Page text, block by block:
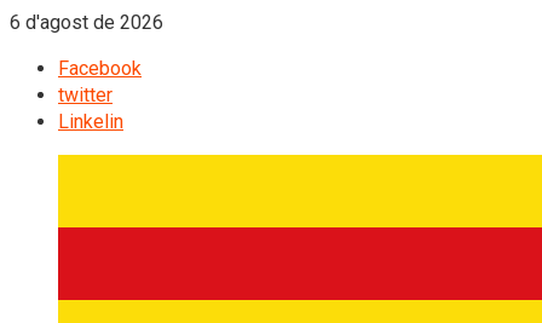
6 d'agost de 2026
Facebook
twitter
Linkelin